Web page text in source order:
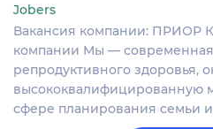
Jobers
Вакансия компании: ПРИОР
компании Мы —
репродуктивного здоровья,
высококвалифицированную
сфере планирования семьи